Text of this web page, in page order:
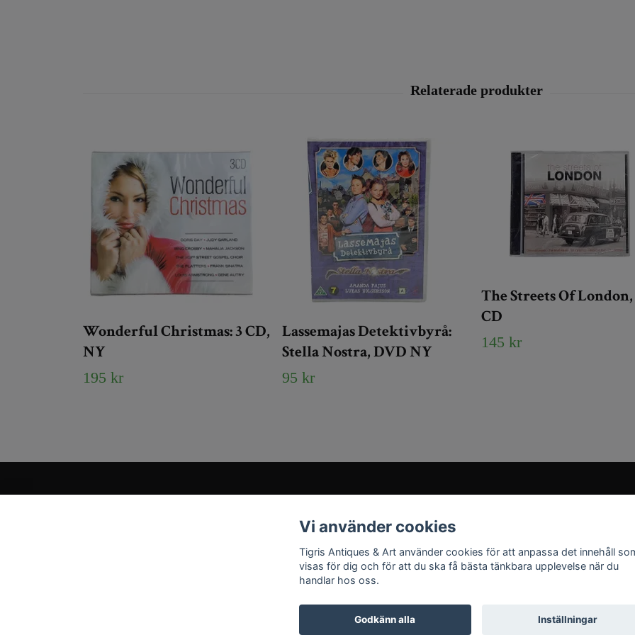
Wonderful Christmas: 3 CD,
NY
195 kr
Lassemajas Detektivbyrå:
Stella Nostra, DVD NY
95 kr
The Streets Of
CD
145 kr
Info@tigrisantiques.com
YouTube
Vi använder cookies
Tigris Antiques & Art använder cookies för att anpassa det innehåll
visas för dig och för att du ska få bästa tänkbara upplevelse när du
handlar hos oss.
Godkänn alla Inställningar